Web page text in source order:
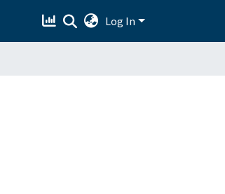
Log In